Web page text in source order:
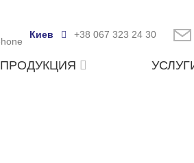
Киев +38 067 323 24 30
ПРОДУКЦИЯ